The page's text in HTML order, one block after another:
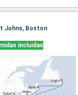
Johns, Boston
incluidas